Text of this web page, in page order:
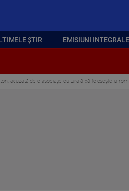
ȘTIRI EMISIUNI INTEGRALE
acuzată de o asociație culturală că folosește ia